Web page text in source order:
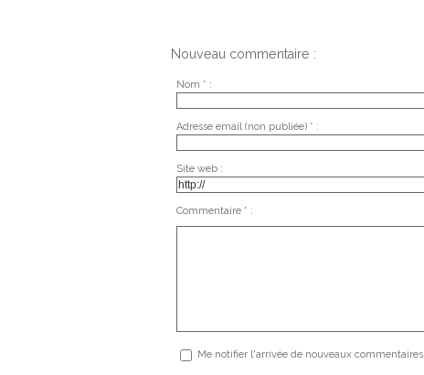
Nouveau commentaire :
Nom * :
Adresse email (non publiée) * :
Site web :
Commentaire * :
Me notifier l'arrivée de nouveaux commentaires